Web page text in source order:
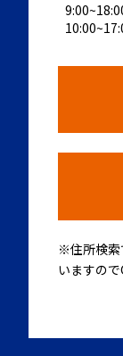
※住所検索
いますの